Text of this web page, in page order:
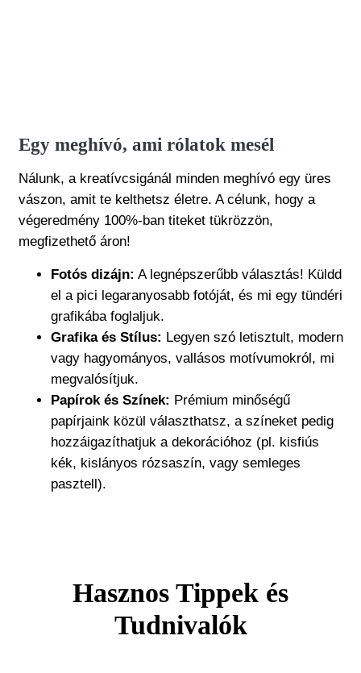
Egy meghívó, ami rólatok mesél
Nálunk, a kreatívcsigánál minden meghívó egy üres
vászon, amit te kelthetsz életre. A célunk, hogy a
végeredmény 100%-ban titeket tükrözzön,
megfizethető áron!
Fotós dizájn: A legnépszerűbb választás! Küldd
el a pici legaranyosabb fotóját, és mi egy tündéri
grafikába foglaljuk.
Grafika és Stílus: Legyen szó letisztult, modern
vagy hagyományos, vallásos motívumokról, mi
megvalósítjuk.
Papírok és Színek: Prémium minőségű
papírjaink közül választhatsz, a színeket pedig
hozzáigazíthatjuk a dekorációhoz (pl. kisfiús
kék, kislányos rózsaszín, vagy semleges
pasztell).
Hasznos Tippek és
Tudnivalók